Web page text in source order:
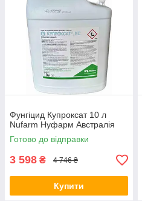
Фунгіцид Купроксат 10 л
Nufarm Нуфарм Австралія
Готово до відправки
3 598 ₴ 4 746 ₴
Купити